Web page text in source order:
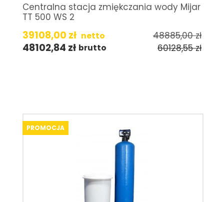
Centralna stacja zmiękczania wody Mijar
TT 500 WS 2
39108,00 zł netto 48885,00zł
48102,84 zł brutto 60128,55zł
PROMOCJA